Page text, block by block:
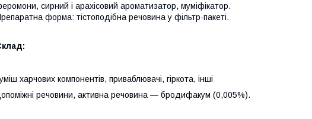
сирний і арахісовий ароматизатор, муміфікатор.
форма: тістоподібна речовина у фільтр-пакеті.
харчових компонентів, приваблювачі, гіркота, інші
речовини, активна речовина — бродифакум (0,005%).